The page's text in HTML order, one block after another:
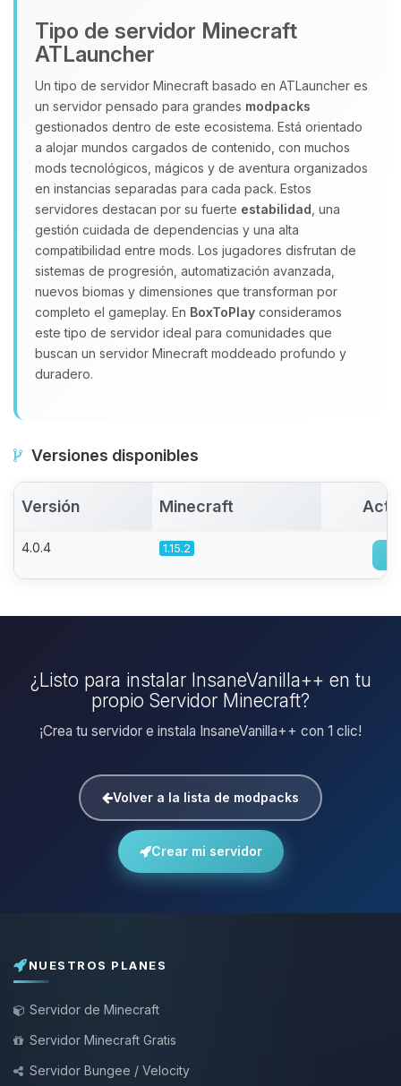
Tipo de servidor Minecraft
ATLauncher
Un tipo de servidor Minecraft basado en ATLauncher es
un servidor pensado para grandes modpacks
gestionados dentro de este ecosistema. Está orientado
a alojar mundos cargados de contenido, con muchos
mods tecnológicos, mágicos y de aventura organizados
en instancias separadas para cada pack. Estos
servidores destacan por su fuerte estabilidad , una
gestión cuidada de dependencias y una alta
compatibilidad entre mods. Los jugadores disfrutan de
sistemas de progresión, automatización avanzada,
nuevos biomas y dimensiones que transforman por
completo el gameplay. En BoxToPlay consideramos
este tipo de servidor ideal para comunidades que
buscan un servidor Minecraft moddeado profundo y
duradero.
Versiones disponibles
Versión Minecraft
4.0.4 1.15.2
¿Listo para instalar InsaneVanilla++ en tu
propio Servidor Minecraft?
¡Crea tu servidor e instala InsaneVanilla++ con 1 clic!
Volver a la lista de modpacks
Crear mi servidor
NUESTROS PLANES
Servidor de Minecraft
Servidor Minecraft Gratis
Servidor Bungee / Velocity
Yupi, por fin alguien con quien
hablar! Soy Choupy, tu pequeno
asistente de BoxToPlay. Cuentame
que necesitas y moveré mis
pequenos circuitos para ayudarte.
10/08/2026 04:19